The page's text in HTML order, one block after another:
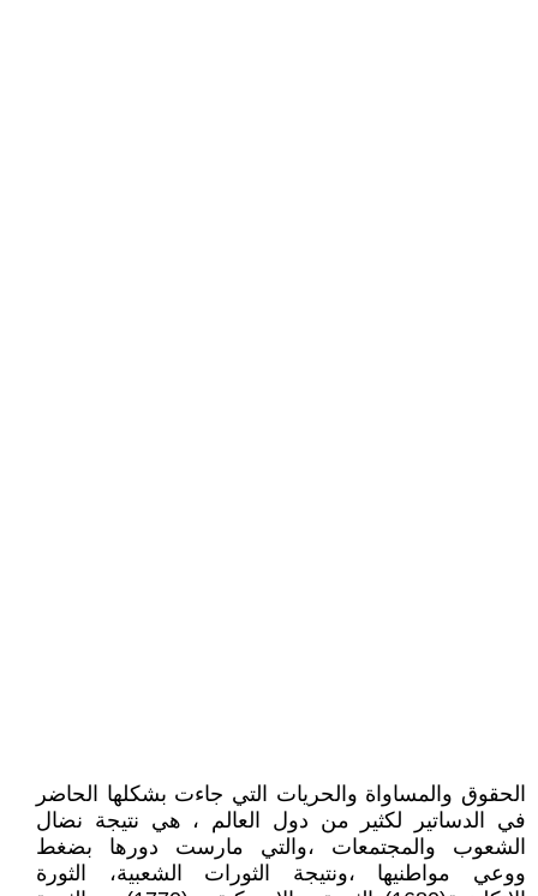
الحقوق والمساواة والحريات التي جاءت بشكلها الحاضر
في الدساتير لكثير من دول العالم ، هي نتيجة نضال
الشعوب والمجتمعات ،والتي مارست دورها بضغط
ووعي مواطنيها ،ونتيجة الثورات الشعبية، الثورة